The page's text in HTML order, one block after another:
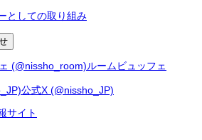
としての取り組み
ルームビュッフェ
公式X (@nissho_JP)
サイト